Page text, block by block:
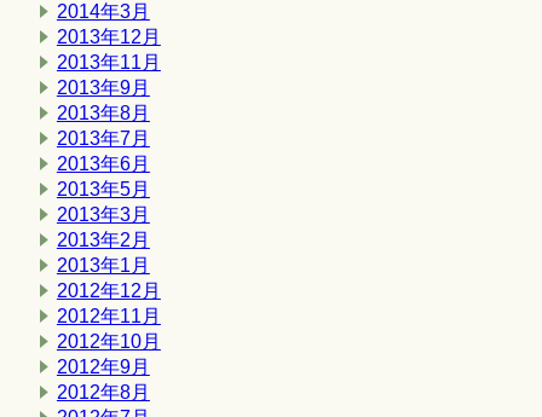
2014年3月
2013年12月
2013年11月
2013年9月
2013年8月
2013年7月
2013年6月
2013年5月
2013年3月
2013年2月
2013年1月
2012年12月
2012年11月
2012年10月
2012年9月
2012年8月